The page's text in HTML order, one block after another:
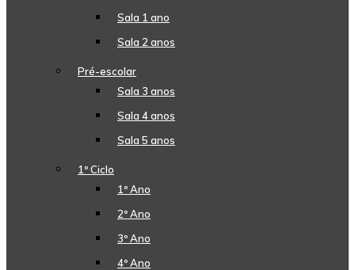
Sala 1 ano
Sala 2 anos
Pré-escolar
Sala 3 anos
Sala 4 anos
Sala 5 anos
1º Ciclo
1º Ano
2º Ano
3º Ano
4º Ano